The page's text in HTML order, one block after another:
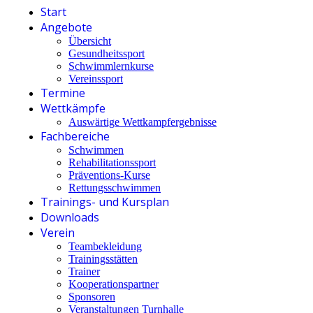
Start
Angebote
Übersicht
Gesundheitssport
Schwimmlernkurse
Vereinssport
Termine
Wettkämpfe
Auswärtige Wettkampfergebnisse
Fachbereiche
Schwimmen
Rehabilitationssport
Präventions-Kurse
Rettungsschwimmen
Trainings- und Kursplan
Downloads
Verein
Teambekleidung
Trainingsstätten
Trainer
Kooperationspartner
Sponsoren
Veranstaltungen Turnhalle